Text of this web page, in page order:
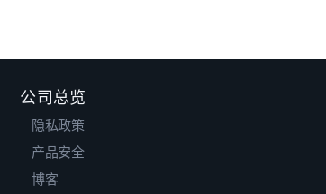
公司总览
隐私政策
产品安全
博客